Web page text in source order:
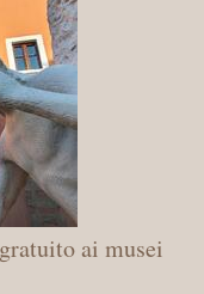
ai musei